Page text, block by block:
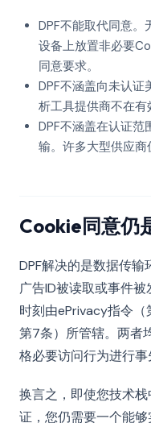
DPF不能取代同意。
设备上放置非必要
同意要求。
DPF不涵盖向未认证
析工具提供商不在有
DPF不涵盖在认证
输。许多大型供应商
Cookie同意仍
DPF解决的是数据传输
广告ID被读取或事件
时刻由ePrivacy指令（
第7条）所管辖。两者
格必要访问行为进行事
换言之，即使您技术
证，您仍需要一个能